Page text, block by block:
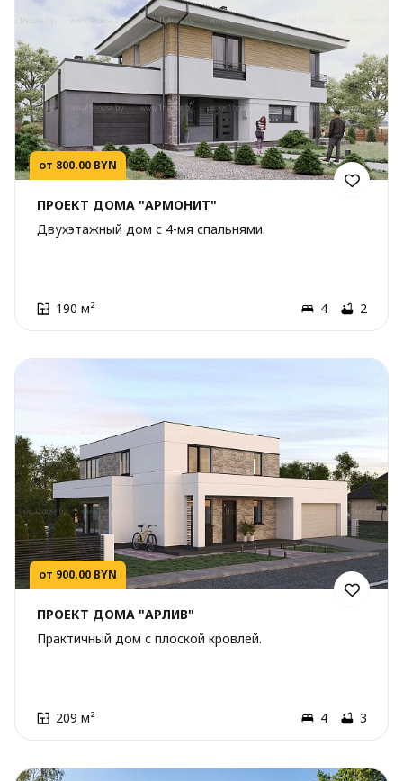
от 800.00 BYN
ПРОЕКТ ДОМА "АРМОНИТ"
Двухэтажный дом с 4-мя спальнями.
190 м² 4 2
от 900.00 BYN
ПРОЕКТ ДОМА "АРЛИВ"
Практичный дом с плоской кровлей.
209 м² 4 3